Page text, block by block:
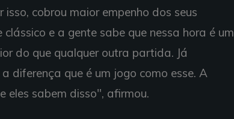
cobrou maior empenho dos seus
e a gente sabe que nessa hora é um
do que qualquer outra partida. Já
diferença que é um jogo como esse. A
eles sabem disso", afirmou.